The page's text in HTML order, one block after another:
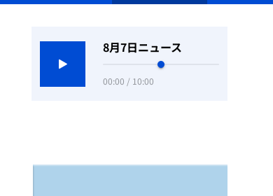
8月7日ニュース
00:00 / 10:00